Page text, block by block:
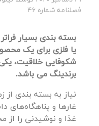
فصلنامه شماره 46
بسته بندی بسیار
یا فلزی برای یک
شکوفایی خلاقیت،
برندینگ می باشد.
نیاز به بسته بندی از
غارها و پناهگاه‌های
غذا و نوشیدنی را